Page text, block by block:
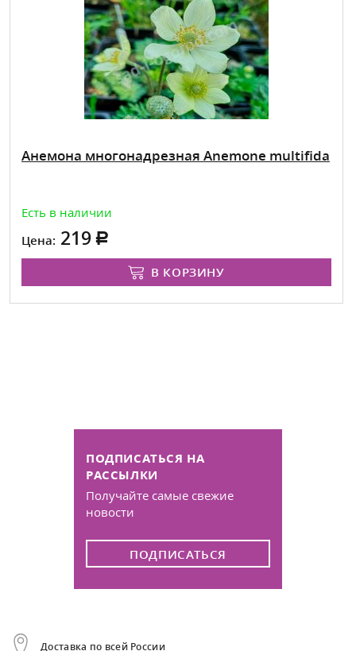
Анемона многонадрезная Anemone multifida
Есть в наличии
Цена: 219
В КОРЗИНУ
ПОДПИСАТЬСЯ НА
РАССЫЛКИ
Получайте самые свежие
новости
ПОДПИСАТЬСЯ
Доставка по всей России